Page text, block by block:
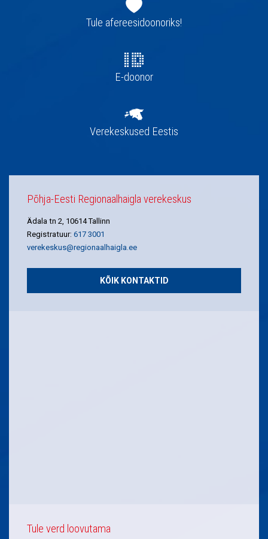
navigatsioonTule afereesidoonoriks!
E-doonor
Verekeskused Eestis
Põhja-Eesti Regionaalhaigla verekeskus
Ädala tn 2, 10614 Tallinn
Registratuur: 617 3001
verekeskus@regionaalhaigla.ee
KÕIK KONTAKTID
Tule verd loovutama